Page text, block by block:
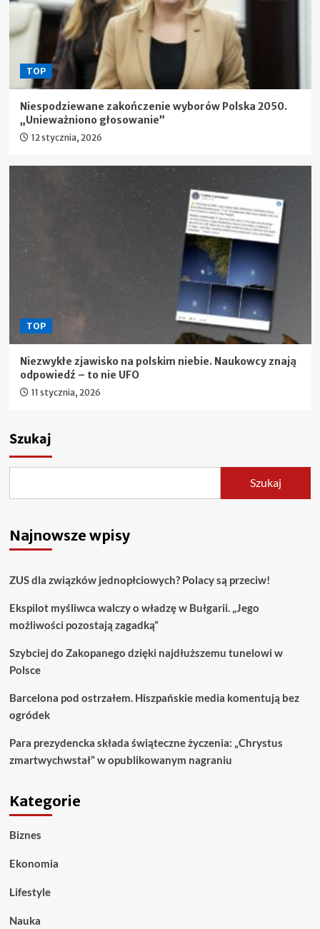
TOP
Niespodziewane zakończenie wyborów Polska 2050.
„Unieważniono głosowanie”
12 stycznia, 2026
TOP
Niezwykłe zjawisko na polskim niebie. Naukowcy znają
odpowiedź – to nie UFO
11 stycznia, 2026
Szukaj
Szukaj
Najnowsze wpisy
ZUS dla związków jednopłciowych? Polacy są przeciw!
Ekspilot myśliwca walczy o władzę w Bułgarii. „Jego
możliwości pozostają zagadką”
Szybciej do Zakopanego dzięki najdłuższemu tunelowi w
Polsce
Barcelona pod ostrzałem. Hiszpańskie media komentują bez
ogródek
Para prezydencka składa świąteczne życzenia: „Chrystus
zmartwychwstał” w opublikowanym nagraniu
Kategorie
Biznes
Ekonomia
Lifestyle
Nauka